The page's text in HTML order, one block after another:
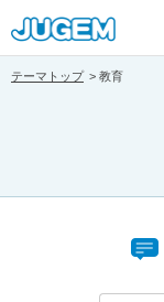
テーマトップ 教育